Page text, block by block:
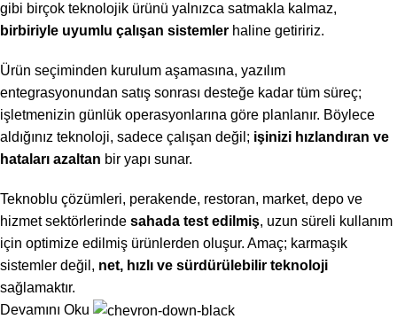
gibi birçok teknolojik ürünü yalnızca satmakla kalmaz,
birbiriyle uyumlu çalışan sistemler haline getiririz.
Ürün seçiminden kurulum aşamasına, yazılım
entegrasyonundan satış sonrası desteğe kadar tüm süreç;
işletmenizin günlük operasyonlarına göre planlanır. Böylece
aldığınız teknoloji, sadece çalışan değil; işinizi hızlandıran ve
hataları azaltan bir yapı sunar.
Teknoblu çözümleri, perakende, restoran, market, depo ve
hizmet sektörlerinde sahada test edilmiş, uzun süreli kullanım
için optimize edilmiş ürünlerden oluşur. Amaç; karmaşık
sistemler değil, net, hızlı ve sürdürülebilir teknoloji
sağlamaktır.
Devamını Oku